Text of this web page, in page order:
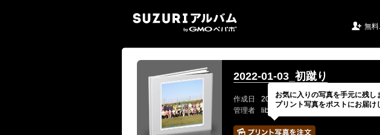
 無
2022-01-03_初蹴り
作成日 2022 / 08 / 08 公開終了日 無期限
管理者
libertadfcさん 写真の枚数 597 /
お気に入りの写真を手元に残し
プリント写真をポストにお届け